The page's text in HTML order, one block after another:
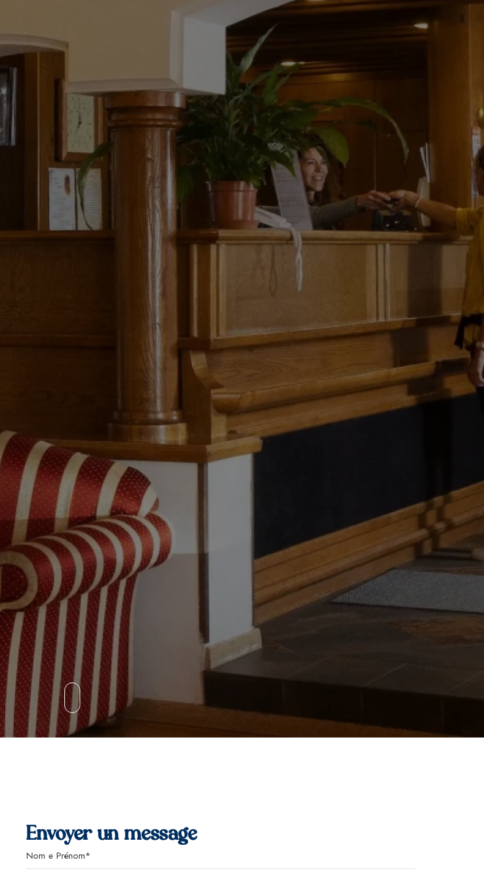
Envoyer un message